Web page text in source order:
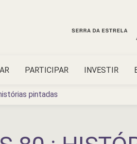
PARTICIPAR INVESTIR
pintadas